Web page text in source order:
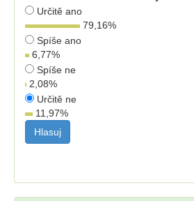
Určitě ano
79,16%
Spíše ano
6,77%
Spíše ne
2,08%
Určitě ne
11,97%